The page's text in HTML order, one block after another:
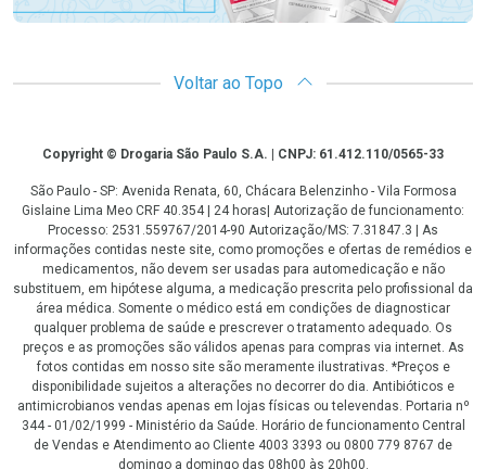
Voltar ao Topo
CopyrightCopyright © Drogaria São Paulo S.A. | CNPJ: 61.412.110/0565-33
São Paulo - SP: Avenida Renata, 60, Chácara Belenzinho - Vila Formosa
Gislaine Lima Meo CRF 40.354 | 24 horas| Autorização de funcionamento:
Processo: 2531.559767/2014-90 Autorização/MS: 7.31847.3 | As
informações contidas neste site, como promoções e ofertas de remédios e
medicamentos, não devem ser usadas para automedicação e não
substituem, em hipótese alguma, a medicação prescrita pelo profissional da
área médica. Somente o médico está em condições de diagnosticar
qualquer problema de saúde e prescrever o tratamento adequado. Os
preços e as promoções são válidos apenas para compras via internet. As
fotos contidas em nosso site são meramente ilustrativas. *Preços e
disponibilidade sujeitos a alterações no decorrer do dia. Antibióticos e
antimicrobianos vendas apenas em lojas físicas ou televendas. Portaria nº
344 - 01/02/1999 - Ministério da Saúde. Horário de funcionamento Central
de Vendas e Atendimento ao Cliente 4003 3393 ou 0800 779 8767 de
domingo a domingo das 08h00 às 20h00.